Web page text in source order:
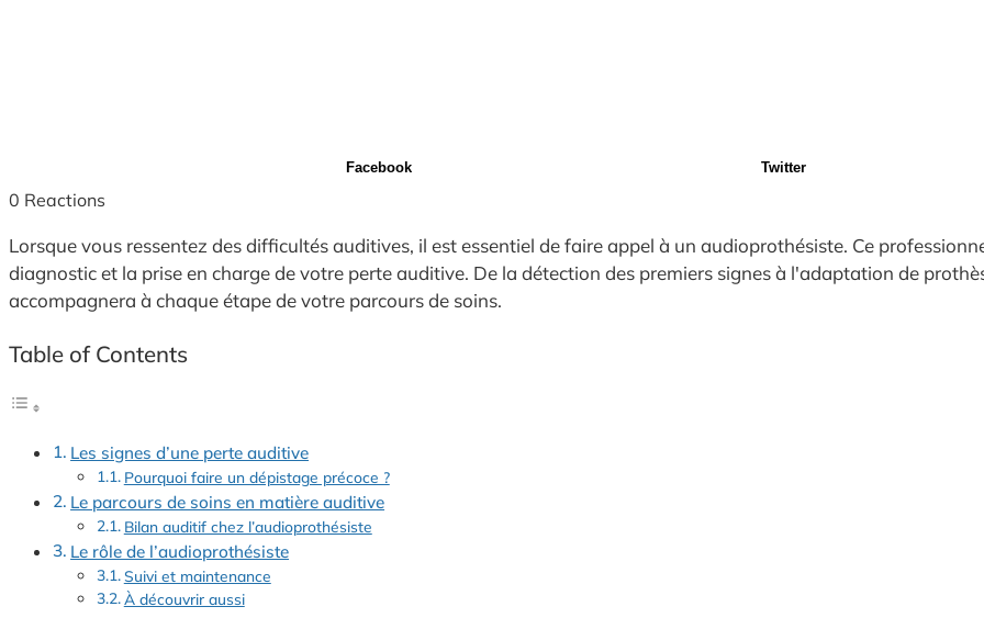
Facebook Twitter
0 Reactions
Lorsque vous ressentez des difficultés auditives, il est essentiel de faire appel à un audioprothésiste. Ce
diagnostic et la prise en charge de votre perte auditive. De la détection des premiers signes à l'adaptation de
accompagnera à chaque étape de votre parcours de soins.
Table of Contents
Les signes d’une perte auditive
Pourquoi faire un dépistage précoce ?
Le parcours de soins en matière auditive
Bilan auditif chez l’audioprothésiste
Le rôle de l’audioprothésiste
Suivi et maintenance
À découvrir aussi